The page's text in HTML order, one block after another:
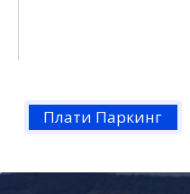
Плати Паркинг